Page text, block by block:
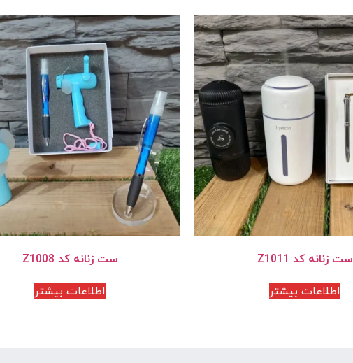
ست زنانه کد Z1011
اطلاعات بیشتر
ست زنانه کد Z1008
اطلاعات بیشتر